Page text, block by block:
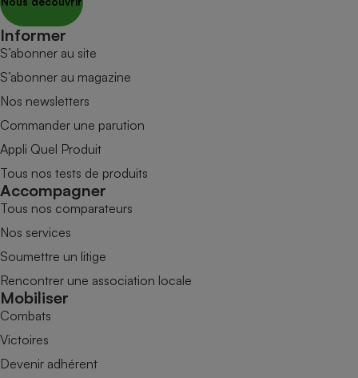
Informer
S’abonner au site
S’abonner au magazine
Nos newsletters
Commander une parution
Appli Quel Produit
Tous nos tests de produits
Accompagner
Tous nos comparateurs
Nos services
Soumettre un litige
Rencontrer une association locale
Mobiliser
Combats
Victoires
Devenir adhérent